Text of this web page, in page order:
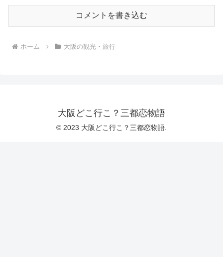
コメントを書き込む
ホーム 大阪の観光・旅行
大阪どこ行こ？三都恋物語
© 2023 大阪どこ行こ？三都恋物語.